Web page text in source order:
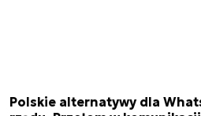
Polskie alternatywy dla